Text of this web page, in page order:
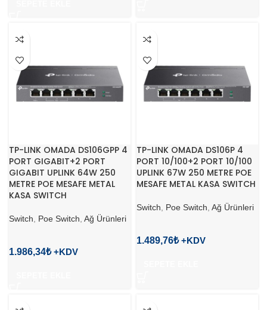
TP-LINK OMADA DS106GPP 4
PORT GIGABIT+2 PORT
GIGABIT UPLINK 64W 250
METRE POE MESAFE METAL
KASA SWITCH
Switch Poe Switch Ağ Ürünleri
1.986,34₺
TP-LINK OMADA DS106P 4
PORT 10/100+2 PORT 10/100
UPLINK 67W 250 METRE POE
MESAFE METAL KASA SWITCH
Switch Poe Switch Ağ Ürünleri
1.489,76₺